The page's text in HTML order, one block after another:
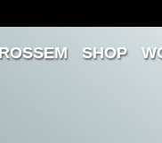
SHOP